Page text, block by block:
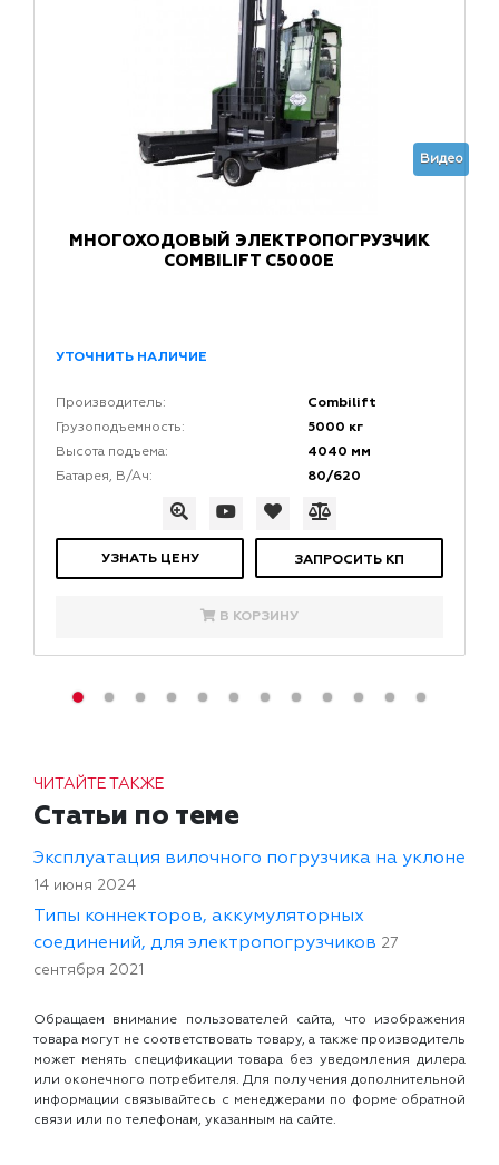
Видео
МНОГОХОДОВЫЙ ЭЛЕКТРОПОГРУЗЧИК
COMBILIFT C5000E
УТОЧНИТЬ НАЛИЧИЕ
Производитель: Combilift
Грузоподъемность: 5000 кг
Высота подъема: 4040 мм
Батарея, В/Ач: 80/620
УЗНАТЬ ЦЕНУ ЗАПРОСИТЬ КП
В КОРЗИНУ
ЧИТАЙТЕ ТАКЖЕ
Статьи по теме
Эксплуатация вилочного погрузчика на уклоне
14 июня 2024
Типы коннекторов, аккумуляторных
соединений, для электропогрузчиков 27
сентября 2021
Обращаем внимание пользователей сайта, что изображения
товара могут не соответствовать товару, а также производитель
может менять спецификации товара без уведомления дилера
или оконечного потребителя. Для получения дополнительной
информации связывайтесь с менеджерами по форме обратной
связи или по телефонам, указанным на сайте.